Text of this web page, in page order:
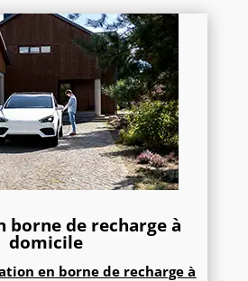
borne de recharge à
domicile
en borne de recharge à